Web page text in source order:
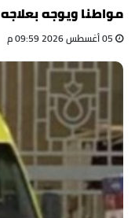
مواطنا ويوجه بعلاجه